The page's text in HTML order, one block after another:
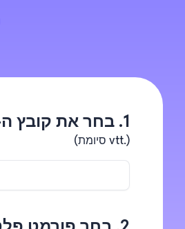
1. בחר את קובץ ה-VTT שלך
(.vtt סיומת)